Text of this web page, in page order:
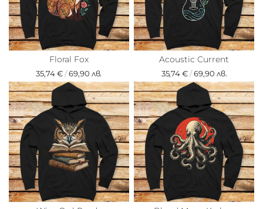
Floral Fox
35,74 €/69,90 лв.
Acoustic Current
35,74 €/69,90 лв.